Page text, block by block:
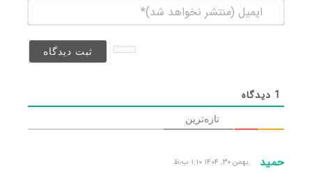
(منتشر
1 دیدگاه
تازه‌ترین
حمید بهمن ۳۰, ۱۴۰۴ ۱:۱۰ ب٫ظ